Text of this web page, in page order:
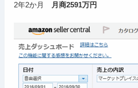
2年2か月
月商2591万円